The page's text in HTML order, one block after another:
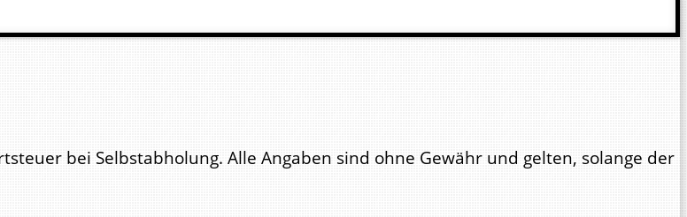
bei Selbstabholung. Alle Angaben sind ohne Gewähr und gelten, solange der